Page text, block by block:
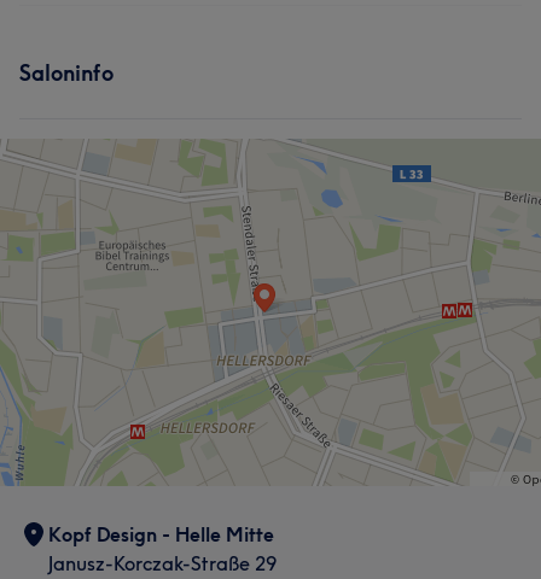
Saloninfo
Kopf Design - Helle Mitte
Janusz-Korczak-Straße 29